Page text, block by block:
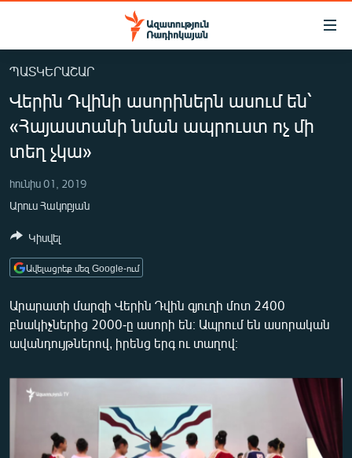
Մատչելիության
հիմնական
բովանդակությանը
Անցնել
հիմնական
մենյուին
ՀԱՅԱՍՏԱՆ
ՔԱՂԱՔԱԿԱՆ
ԸՆՏՐՈՒԹՅՈՒՆՆԵՐ 2026
ԻՐԱՎՈՒՆՔ
ՂԱՐԱԲԱՂ
ՊԱՏԵՐԱԶՄԻ 6 ՇԱԲԱԹՆԵՐԸ
ՏԱՐԱԾԱՇՐՋԱՆ
ՄՇԱԿՈՒՅԹ
ՄԵԿՆԱԲԱՆՈՒԹՅՈՒՆ
ՊԱՏԿԵՐԱՇԱՐ
Վերին Դվինի ասորիներն ասում են՝
«Հայաստանի նման ապրուստ ոչ մի
տեղ չկա»
հունիս 01, 2019
Արուս Հակոբյան
Արարատի մարզի Վերին Դվին գյուղի մոտ 2400
բնակիչներից 2000-ը ասորի են։ Ապրում են ասորական
ավանդույթներով, իրենց երգ ու տաղով։
Կիսվել
Ավելացրեք մեզ Google-ում